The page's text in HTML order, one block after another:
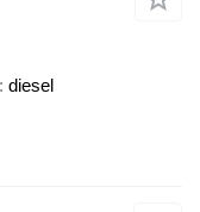
diesel